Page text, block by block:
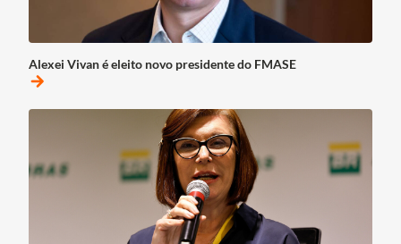
Alexei Vivan é eleito novo presidente do FMASE
arrow_forward